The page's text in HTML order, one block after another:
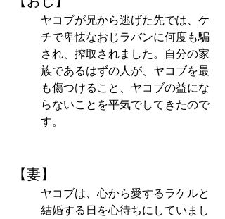
ヤコブが兄から逃げた先では、ケ
チで卑怯なおじラバンに何度も騙
され、搾取されました。自分の家
族であるはずの人が、ヤコブを最
も傷つけること、ヤコブの益にな
らないことを平気でしてきたので
す。
【妻】
ヤコブは、心から愛するラケルと
結婚する日を心待ちにしていまし